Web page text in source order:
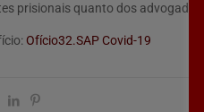
prisionais quanto dos advogados.”
Ofício32.SAP Covid-19